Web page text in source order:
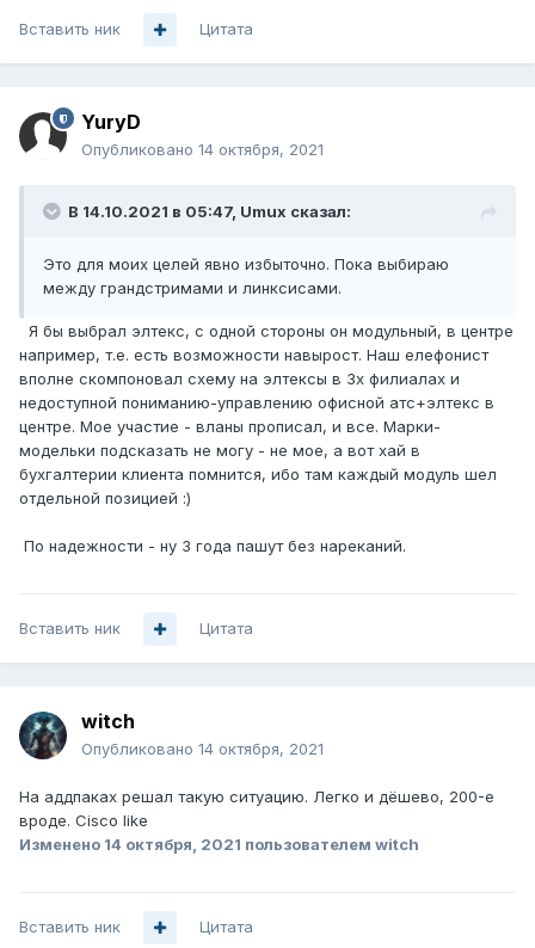
Вставить ник Цитата
YuryD
Опубликовано 14 октября, 2021
В 14.10.2021 в 05:47, Umux сказал:
Это для моих целей явно избыточно. Пока выбираю
между грандстримами и линксисами.
Я бы выбрал элтекс, с одной стороны он модульный, в центре
например, т.е. есть возможности навырост. Наш елефонист
вполне скомпоновал схему на элтексы в 3х филиалах и
недоступной пониманию-управлению офисной атс+элтекс в
центре. Мое участие - вланы прописал, и все. Марки-
модельки подсказать не могу - не мое, а вот хай в
бухгалтерии клиента помнится, ибо там каждый модуль шел
отдельной позицией :)
По надежности - ну 3 года пашут без нареканий.
Вставить ник Цитата
witch
Опубликовано 14 октября, 2021
На аддпаках решал такую ситуацию. Легко и дёшево, 200-e
вроде. Cisco like
Изменено 14 октября, 2021 пользователем witch
Вставить ник Цитата